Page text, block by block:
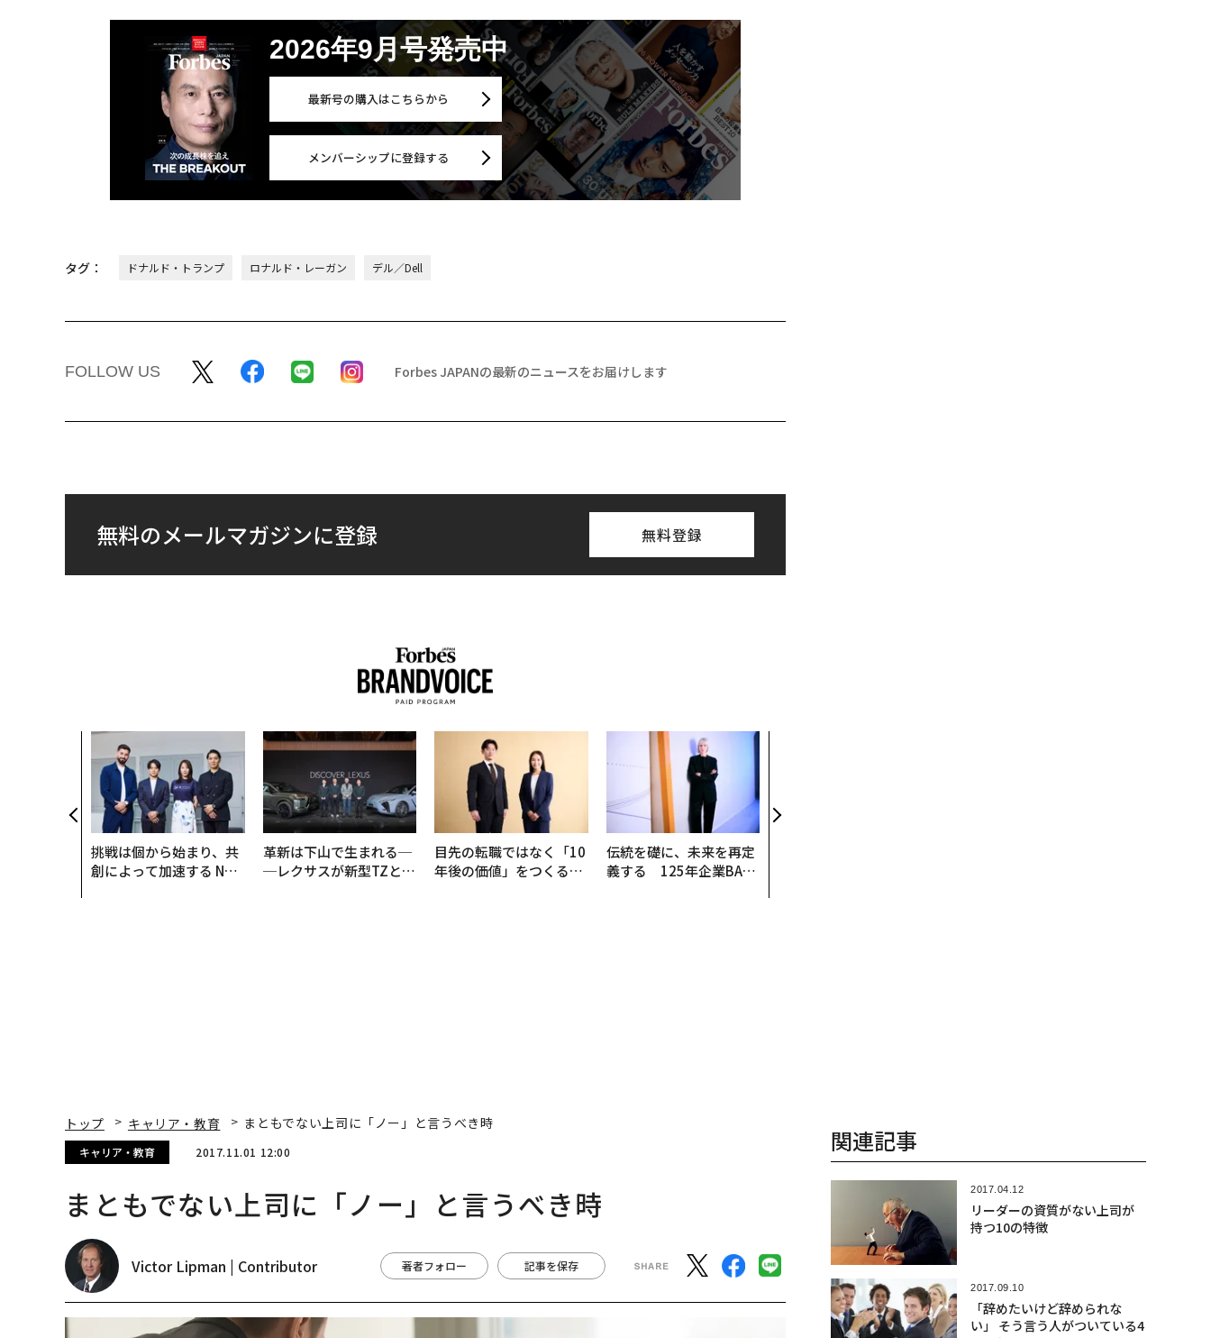
2026年9月号発売中
最新号の購入はこちらから
メンバーシップに登録する
タグ： ドナルド・トランプ ロナルド・レーガン デル／Dell
FOLLOW US Forbes JAPANの最新のニュースをお届けします
無料のメールマガジンに登録 無料登録
挑戦は個から始まり、共
創によって加速する NOR
革新は下山で生まれる─
─レクサスが新型TZとE
目先の転職ではなく「10
年後の価値」をつくる─
伝統を礎に、未来を再定
義する 125年企業BAT
判断軸
トップ キャリア・教育 まともでない上司に「ノー」と言うべき時
キャリア・教育 2017.11.01 12:00
まともでない上司に「ノー」と言うべき時
Victor Lipman | Contributor 著者フォロー 記事を保存
関連記事
2017.04.12
リーダーの資質がない上司が
持つ10の特徴
2017.09.10
「辞めたいけど辞められな
い」 そう言う人がついている4